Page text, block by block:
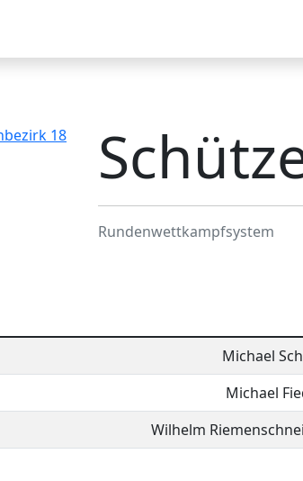
Rundenwettkampfsystem
Michael
Michael
Wilhelm